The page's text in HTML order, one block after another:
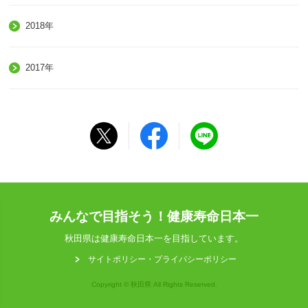
2018年
2017年
みんなで目指そう！健康寿命日本一
秋田県は健康寿命日本一を目指しています。
サイトポリシー・プライパシーポリシー
Copyright © 秋田県 All Rights Reserved.